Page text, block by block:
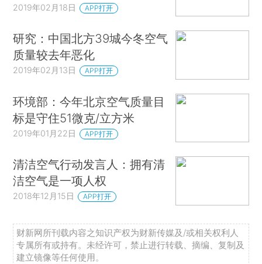
2019年02月18日 APP打开
研究：中国北方39城今冬空气
质量较去年恶化
2019年02月13日 APP打开
环境部：今年北京空气质量目
标是守住51微克/立方米
2019年01月22日 APP打开
清洁空气行动发言人：拥有清
洁空气是一项人权
2018年12月15日 APP打开
财新网所刊载内容之知识产权为财新传媒及/或相关权利人
专属所有或持有。未经许可，禁止进行转载、摘编、复制及
建立镜像等任何使用。